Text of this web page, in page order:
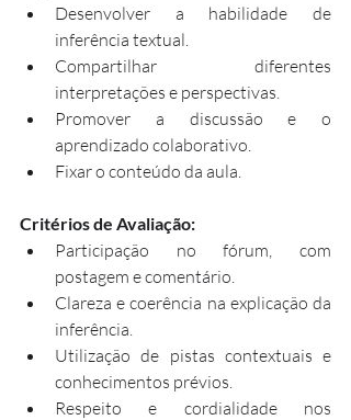
Desenvolver a habilidade de
inferência textual.
Compartilhar diferentes
interpretações e perspectivas.
Promover a discussão e o
aprendizado colaborativo.
Fixar o conteúdo da aula.
Critérios de Avaliação:
Participação no fórum, com
postagem e comentário.
Clareza e coerência na explicação da
inferência.
Utilização de pistas contextuais e
conhecimentos prévios.
Respeito e cordialidade nos